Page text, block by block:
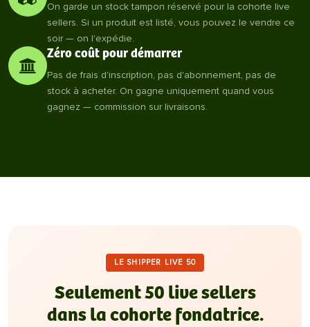
On garde un stock tampon réservé pour la cohorte live
sellers. Si un produit est listé, vous pouvez le vendre ce
soir — on l'expédie.
Zéro coût pour démarrer
Pas de frais d'inscription, pas d'abonnement, pas de
stock à acheter. On gagne uniquement quand vous
gagnez — commission sur livraisons.
LE SHIPPER LIVE 50
Seulement 50 live sellers
dans la cohorte fondatrice.